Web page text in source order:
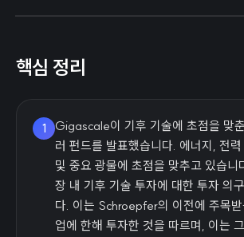
핵심 정리
1
Gigascale이 기후 기술에 초점을 맞
러 펀드를 발표했습니다. 에너지, 전
및 중요 광물에 초점을 맞추고 있습니
장 내 기후 기술 투자에 대한 투자 의
다. 이는 Schroepfer의 이전에 주목
업에 한해 투자한 것을 따르며, 이는